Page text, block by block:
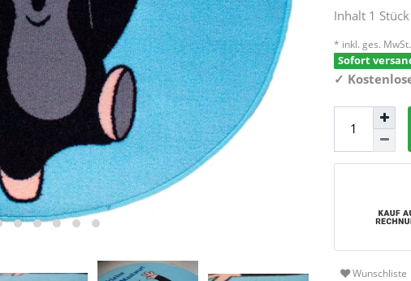
Inhalt 1 Stück
* inkl. ges.
Sofort
✓
Wunschliste